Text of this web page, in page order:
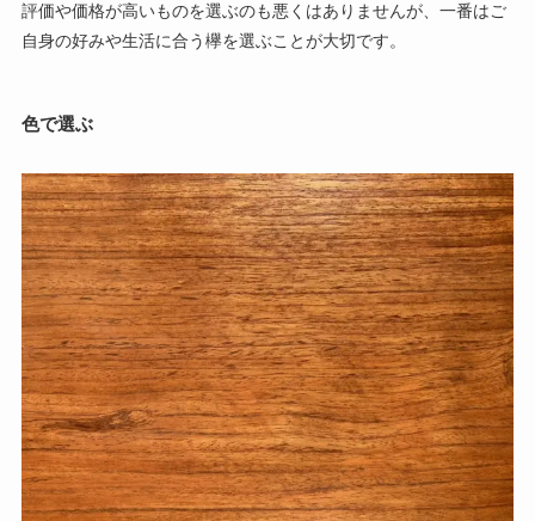
評価や価格が高いものを選ぶのも悪くはありませんが、一番はご
自身の好みや生活に合う欅を選ぶことが大切です。
色で選ぶ